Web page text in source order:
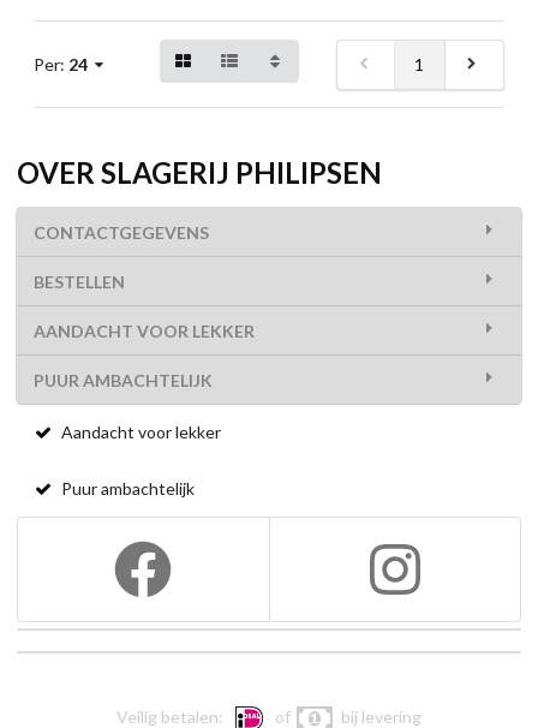
Per: 24 1
OVER SLAGERIJ PHILIPSEN
CONTACTGEGEVENS
BESTELLEN
AANDACHT VOOR LEKKER
PUUR AMBACHTELIJK
Aandacht voor lekker
Puur ambachtelijk
Veilig betalen: of bij levering